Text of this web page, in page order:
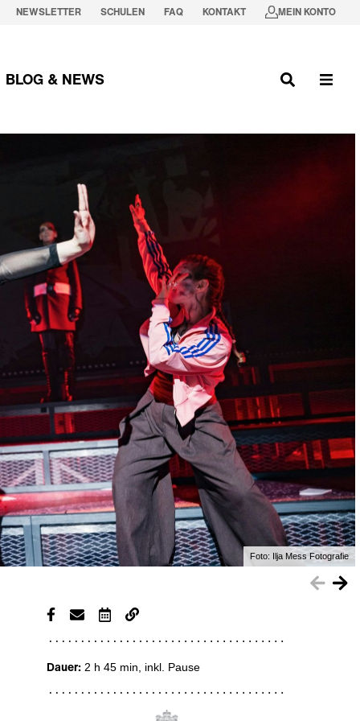
NEWSLETTER SCHULEN FAQ KONTAKT MEIN KONTO
BLOG & NEWS
Foto: Ilja Mess Fotografie
Dauer: 2 h 45 min , inkl. Pause